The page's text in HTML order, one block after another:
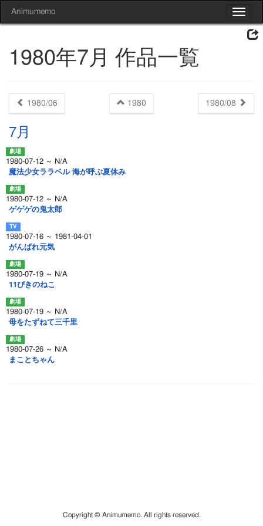
Toggle
Animumemo
1980年7月 作品一覧
1980/06 1980 1980/08
7月
1980-07-12 ～ N/A
魔法少女ララベル 海が呼ぶ夏休み
1980-07-12 ～ N/A
ゲゲゲの鬼太郎
1980-07-16 ～ 1981-04-01
がんばれ元気
1980-07-19 ～ N/A
11ぴきのねこ
1980-07-19 ～ N/A
母をたずねて三千里
1980-07-26 ～ N/A
まことちゃん
Copyright © Animumemo. All rights reserved.